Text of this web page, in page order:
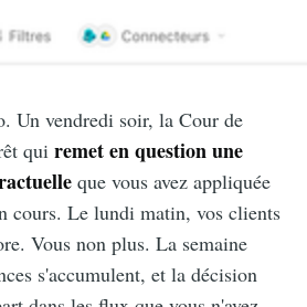
Un vendredi soir, la Cour de
quiremet en question une
que vous avez appliquée
cours. Le lundi matin, vos clients
Vous non plus. La semaine
s'accumulent, et la décision